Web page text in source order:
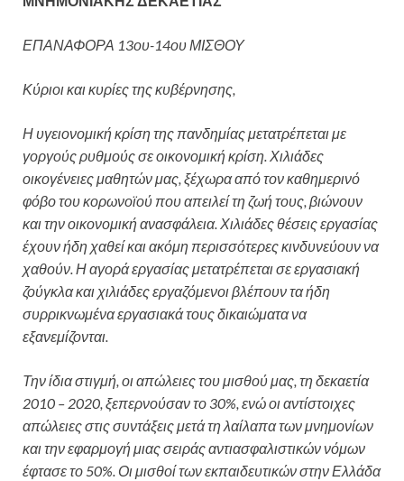
ΕΠΑΝΑΦΟΡΑ 13ου-14ου ΜΙΣΘΟΥ
Κύριοι και κυρίες της κυβέρνησης,
Η υγειονομική κρίση της πανδημίας μετατρέπεται με
γοργούς ρυθμούς σε οικονομική κρίση. Χιλιάδες
οικογένειες μαθητών μας, ξέχωρα από τον καθημερινό
φόβο του κορωνοϊού που απειλεί τη ζωή τους, βιώνουν
και την οικονομική ανασφάλεια. Χιλιάδες θέσεις εργασίας
έχουν ήδη χαθεί και ακόμη περισσότερες κινδυνεύουν να
χαθούν. Η αγορά εργασίας μετατρέπεται σε εργασιακή
ζούγκλα και χιλιάδες εργαζόμενοι βλέπουν τα ήδη
συρρικνωμένα εργασιακά τους δικαιώματα να
εξανεμίζονται.
Την ίδια στιγμή, οι απώλειες του μισθού μας, τη δεκαετία
2010 – 2020, ξεπερνούσαν το 30%, ενώ οι αντίστοιχες
απώλειες στις συντάξεις μετά τη λαίλαπα των μνημονίων
και την εφαρμογή μιας σειράς αντιασφαλιστικών νόμων
έφτασε το 50%. Οι μισθοί των εκπαιδευτικών στην Ελλάδα